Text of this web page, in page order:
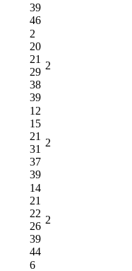
39
46
2
20
21
29
38
39
2
12
15
21
31
37
39
2
14
21
22
26
39
44
2
6